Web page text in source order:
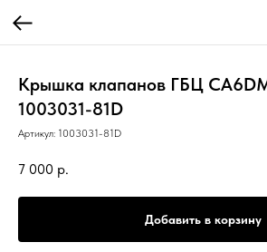
Крышка клапанов ГБЦ
1003031-81D
Артикул: 1003031-81D
7 000 р.
Добавить в корзину